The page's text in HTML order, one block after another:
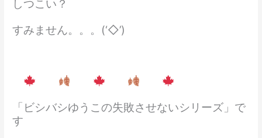
しつこい？
すみません。。。(‘◇’)ゞ
「ビシバシゆうこの失敗させないシリーズ」で
す